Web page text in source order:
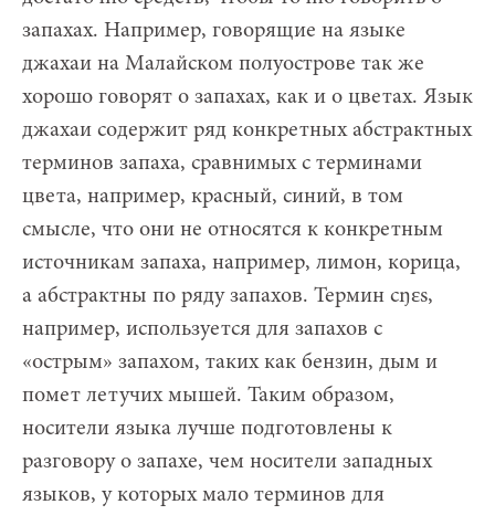
запахах. Например, говорящие на языке
джахаи на Малайском полуострове так же
хорошо говорят о запахах, как и о цветах. Язык
джахаи содержит ряд конкретных абстрактных
терминов запаха, сравнимых с терминами
цвета, например, красный, синий, в том
смысле, что они не относятся к конкретным
источникам запаха, например, лимон, корица,
а абстрактны по ряду запахов. Термин cŋɛs,
например, используется для запахов с
«острым» запахом, таких как бензин, дым и
помет летучих мышей. Таким образом,
носители языка лучше подготовлены к
разговору о запахе, чем носители западных
языков, у которых мало терминов для